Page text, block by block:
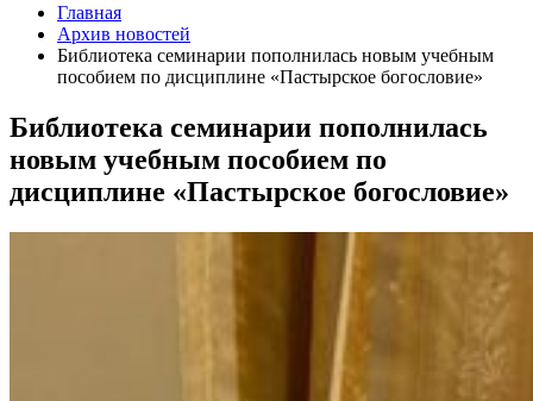
Главная
Архив новостей
Библиотека семинарии пополнилась новым учебным
пособием по дисциплине «Пастырское богословие»
Библиотека семинарии пополнилась
новым учебным пособием по
дисциплине «Пастырское богословие»